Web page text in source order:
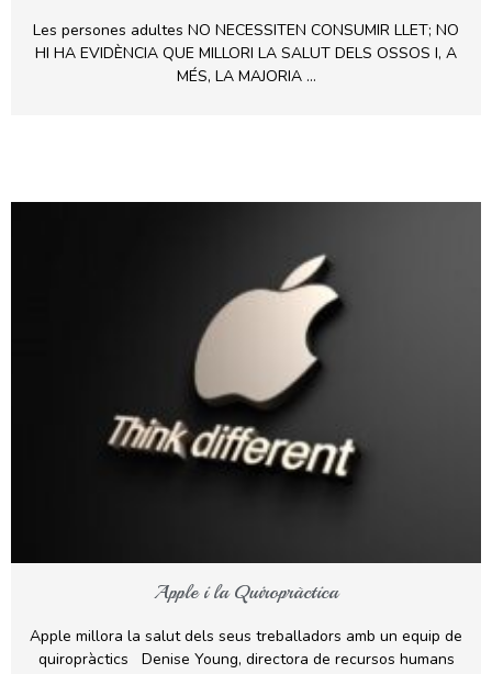
Les persones adultes NO NECESSITEN CONSUMIR LLET; NO
HI HA EVIDÈNCIA QUE MILLORI LA SALUT DELS OSSOS I, A
MÉS, LA MAJORIA …
Apple i la Quiropràctica
Apple millora la salut dels seus treballadors amb un equip de
quiropràctics Denise Young, directora de recursos humans